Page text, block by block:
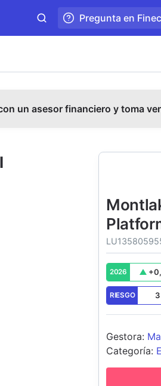
Pregunta en
un asesor financiero y toma
2026 +
RIESGO 3
Gestora:
Categoría:
USD